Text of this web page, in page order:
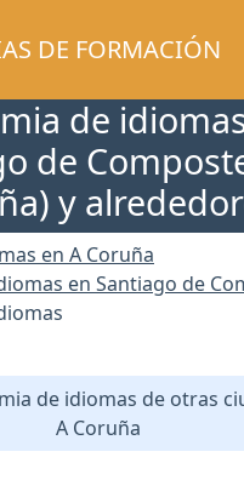
DE FORMACIÓN
de
de
y
en A Coruña
en Santiago de
de idiomas de otras
A Coruña